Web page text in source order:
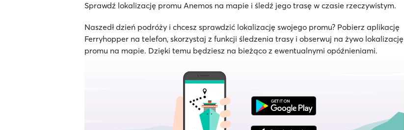
Sprawdź lokalizację promu Anemos na mapie i śledź jego trasę w czasie rzeczywistym.
Naszedł dzień podróży i chcesz sprawdzić lokalizację swojego promu? Pobierz aplikację
Ferryhopper na telefon, skorzystaj z funkcji śledzenia trasy i obserwuj na żywo lokalizację
promu na mapie. Dzięki temu będziesz na bieżąco z ewentualnymi opóźnieniami.